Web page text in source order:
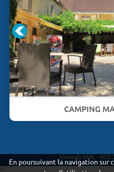
CAMPING
Vivaweb SARL - RCS
En poursuivant la navigation sur